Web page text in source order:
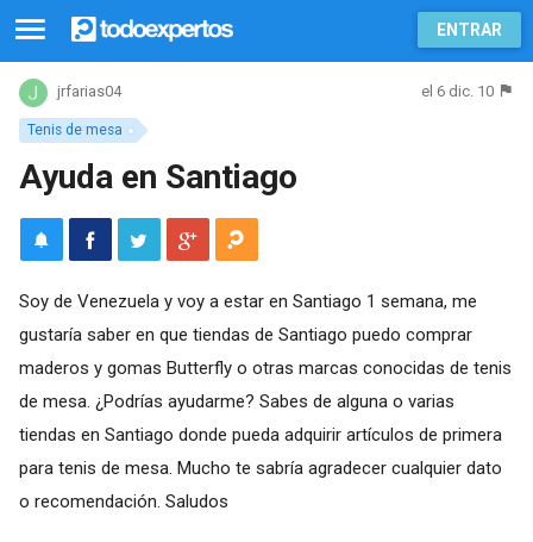
ENTRAR
Tenis de mesa
jrfarias04 el 6 dic. 10
Ayuda en Santiago
Soy de Venezuela y voy a estar en Santiago 1 semana, me
gustaría saber en que tiendas de Santiago puedo comprar
maderos y gomas Butterfly o otras marcas conocidas de tenis
de mesa. ¿Podrías ayudarme? Sabes de alguna o varias
tiendas en Santiago donde pueda adquirir artículos de primera
para tenis de mesa. Mucho te sabría agradecer cualquier dato
o recomendación. Saludos